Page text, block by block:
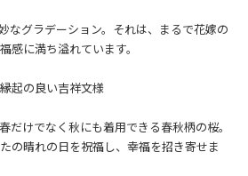
なグラデーション。それは、まるで花嫁の
感に満ち溢れています。
起の良い吉祥文様
だけでなく秋にも着用できる春秋柄の桜。
の晴れの日を祝福し、幸福を招き寄せま